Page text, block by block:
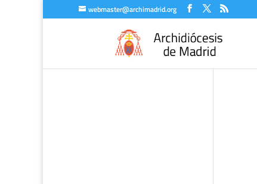
webmaster@archimadrid.org